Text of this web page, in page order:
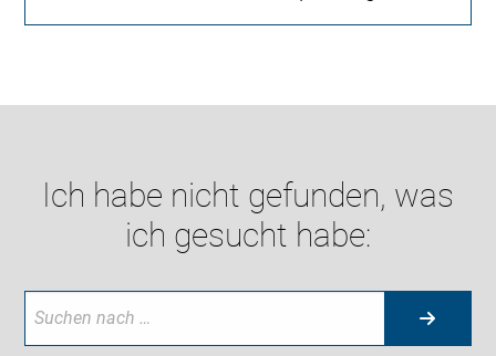
Ich habe nicht gefunden, was
ich gesucht habe: